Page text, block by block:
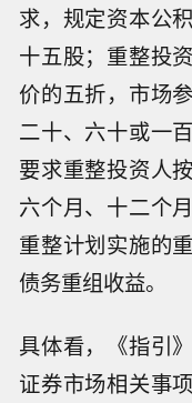
求，规定资本公
十五股；重整投
价的五折，市场
二十、六十或一
要求重整投资人
六个月、十二个
重整计划实施的
债务重组收益。
具体看，《指引
证券市场相关事